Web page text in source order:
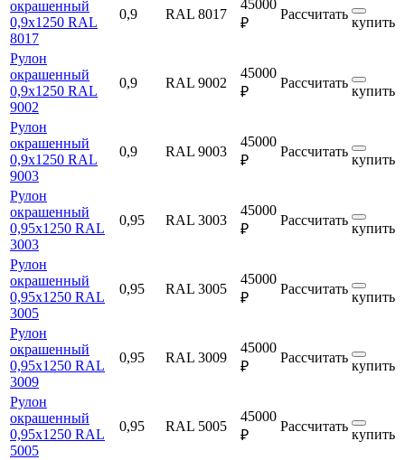
окрашенный
0,9х1250 RAL
8017
0,9 RAL 8017
45000
₽
Рассчитать
купить
Рулон
окрашенный
0,9х1250 RAL
9002
0,9 RAL 9002
45000
₽
Рассчитать
купить
Рулон
окрашенный
0,9х1250 RAL
9003
0,9 RAL 9003
45000
₽
Рассчитать
купить
Рулон
окрашенный
0,95х1250 RAL
3003
0,95 RAL 3003
45000
₽
Рассчитать
купить
Рулон
окрашенный
0,95х1250 RAL
3005
0,95 RAL 3005
45000
₽
Рассчитать
купить
Рулон
окрашенный
0,95х1250 RAL
3009
0,95 RAL 3009
45000
₽
Рассчитать
купить
Рулон
окрашенный
0,95х1250 RAL
5005
0,95 RAL 5005
45000
₽
Рассчитать
купить